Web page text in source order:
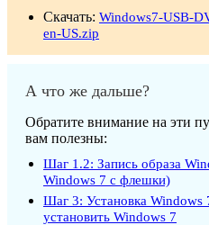
Скачать: Windows7-USB-
en-US.zip
А что же дальше?
Обратите внимание на эти
вам полезны:
Шаг 1.2: Запись образа
Windows 7 с флешки)
Шаг 3: Установка Windows
установить Windows 7